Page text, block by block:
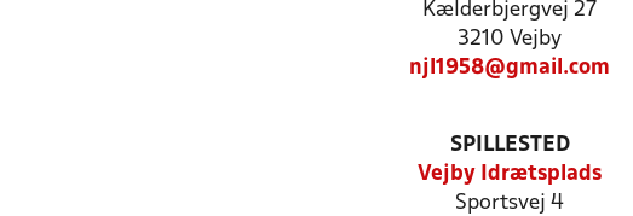
Kælderbjergvej 27
3210 Vejby
njl1958@gmail.com
SPILLESTED
Vejby Idrætsplads
Sportsvej 4